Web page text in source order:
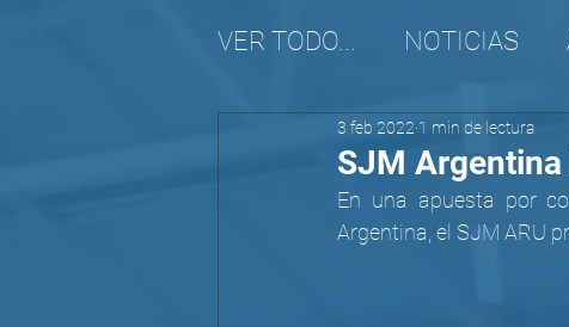
VER TODO... NOTICIAS
REALIDAD MIGRATORIA
SJM
3 feb 2022 1 min de lectura
En una apuesta por
Argentina, el SJM ARU